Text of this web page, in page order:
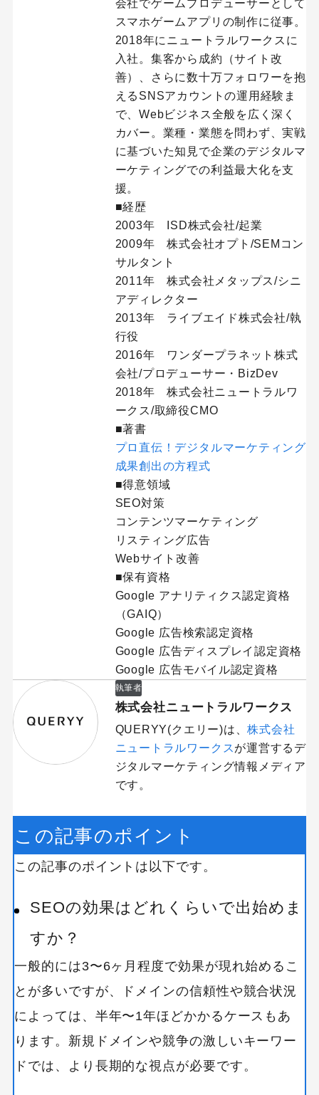
会社でゲームプロデューサーとして
スマホゲームアプリの制作に従事。
2018年にニュートラルワークスに
入社。集客から成約（サイト改
善）、さらに数十万フォロワーを抱
えるSNSアカウントの運用経験ま
で、Webビジネス全般を広く深く
カバー。業種・業態を問わず、実戦
に基づいた知見で企業のデジタルマ
ーケティングでの利益最大化を支
援。
■経歴
2003年 ISD株式会社/起業
2009年 株式会社オプト/SEMコン
サルタント
2011年 株式会社メタップス/シニ
アディレクター
2013年 ライブエイド株式会社/執
行役
2016年 ワンダープラネット株式
会社/プロデューサー・BizDev
2018年 株式会社ニュートラルワ
ークス/取締役CMO
■著書
プロ直伝！デジタルマーケティング
成果創出の方程式
■得意領域
SEO対策
コンテンツマーケティング
リスティング広告
Webサイト改善
■保有資格
Google アナリティクス認定資格
（GAIQ）
Google 広告検索認定資格
Google 広告ディスプレイ認定資格
Google 広告モバイル認定資格
執筆者
株式会社ニュートラルワークス
QUERYY(クエリー)は、株式会社
ニュートラルワークスが運営するデ
ジタルマーケティング情報メディア
です。
この記事のポイント
この記事のポイントは以下です。
SEOの効果はどれくらいで出始めま
すか？
一般的には3〜6ヶ月程度で効果が現れ始めるこ
とが多いですが、ドメインの信頼性や競合状況
によっては、半年〜1年ほどかかるケースもあ
ります。新規ドメインや競争の激しいキーワー
ドでは、より長期的な視点が必要です。